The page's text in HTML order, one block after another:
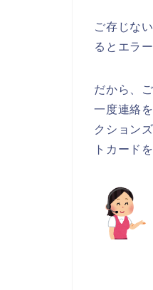
ご存じな
るとエラ
だから、
一度連絡
クション
トカード